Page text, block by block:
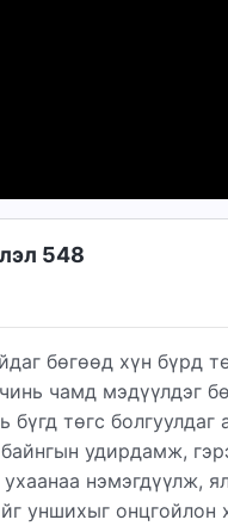
548
бөгөөд хүн бүрд
чамд мэдүүлдэг
төгс
удирдамж,
нэмэгдүүлж,
уншихыг онцгойлон